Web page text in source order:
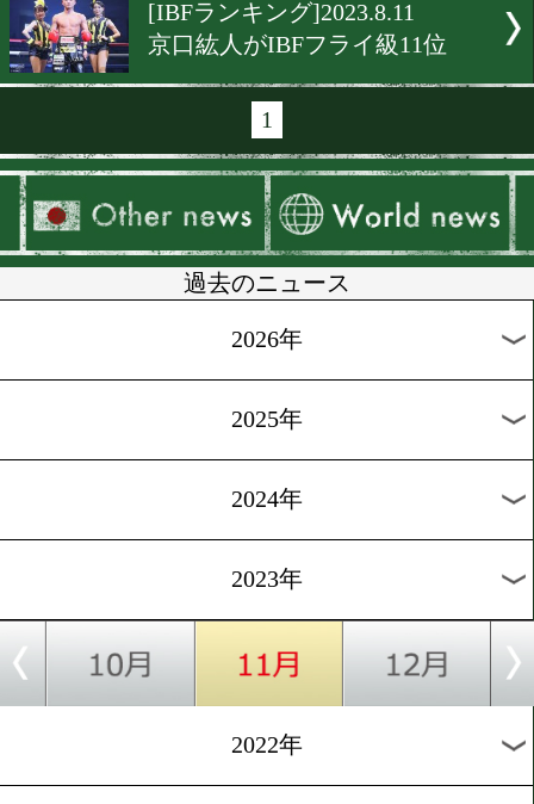
[WBCランキング]2023.9.10
WBC最新世界ランキング!
[WBAランキング]2023.9.2
日本人選手の動向を要チ
[日本ランキング]2023.9.1
最新の日本ランキング発表
テラン勢に注目
[WBCランキング]2023.8.12
あり
[IBFランキング]2023.8.11
京口紘人がIBFフライ級11